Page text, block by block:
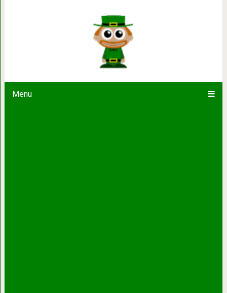
Menu
Приобретите эти 8 привычек, и